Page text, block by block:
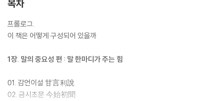
목차
프롤로그.
이 책은 어떻게 구성되어 있을까
1장. 말의 중요성 편 : 말 한마디가 주는 힘
01. 감언이설 甘言利說
02. 금시초문 今始初聞